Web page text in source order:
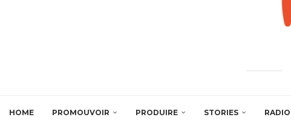
HOME PROMOUVOIR PRODUIRE STORIES RADIO